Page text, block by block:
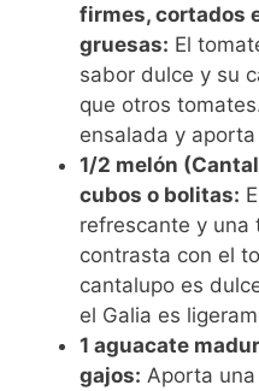
firmes, cortados
gruesas: El
sabor dulce y su
que otros
ensalada y
1/2 melón
cubos o bolitas:
refrescante y una
contrasta con el
cantalupo es
el Galia es
1 aguacate
gajos: Aporta